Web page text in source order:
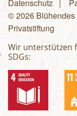
Datenschutz
© 2026 Blühendes
Privatstiftung
Wir unterstützen
SDGs: